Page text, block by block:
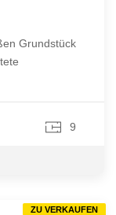
Grundstück
9
ZU VERKAUFEN